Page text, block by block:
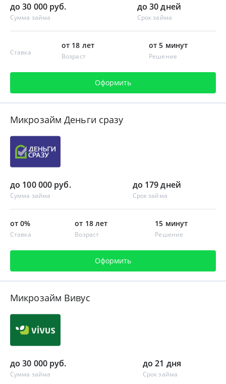
до 30 000 руб.
Сумма займа
до 30 дней
Срок займа
Ставка
от 18 лет
Возраст
от 5 минут
Решение
Оформить
Микрозайм Деньги сразу
до 100 000 руб.
Сумма займа
до 179 дней
Срок займа
от 0%
Ставка
от 18 лет
Возраст
15 минут
Решение
Оформить
Микрозайм Вивус
до 30 000 руб.
Сумма займа
до 21 дня
Срок займа